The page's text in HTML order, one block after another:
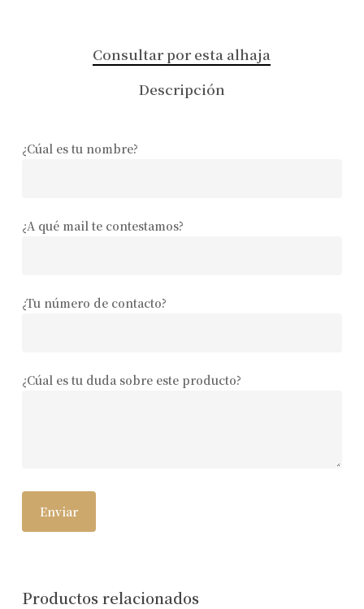
Consultar por esta alhaja
Descripción
¿Cúal es tu nombre?
¿A qué mail te contestamos?
¿Tu número de contacto?
¿Cúal es tu duda sobre este producto?
Productos relacionados